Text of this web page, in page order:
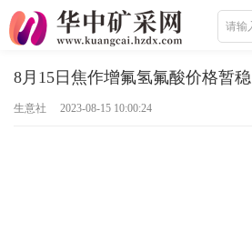
8月15日焦作增氟氢氟酸价格暂稳
生意社 2023-08-15 10:00:24